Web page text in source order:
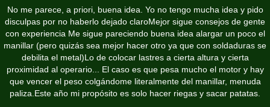
No me parece, a priori, buena idea. Yo no tengo mucha idea y pido
disculpas por no haberlo dejado claroMejor sigue consejos de gente
con experiencia Me sigue pareciendo buena idea alargar un poco el
manillar (pero quizás sea mejor hacer otro ya que con soldaduras se
debilita el metal)Lo de colocar lastres a cierta altura y cierta
proximidad al operario... El caso es que pesa mucho el motor y hay
que vencer el peso colgándome literalmente del manillar, menuda
paliza.Este año mi propósito es solo hacer riegas y sacar patatas.